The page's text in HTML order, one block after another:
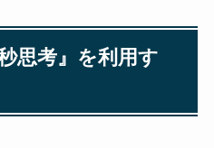
思考』を利用す